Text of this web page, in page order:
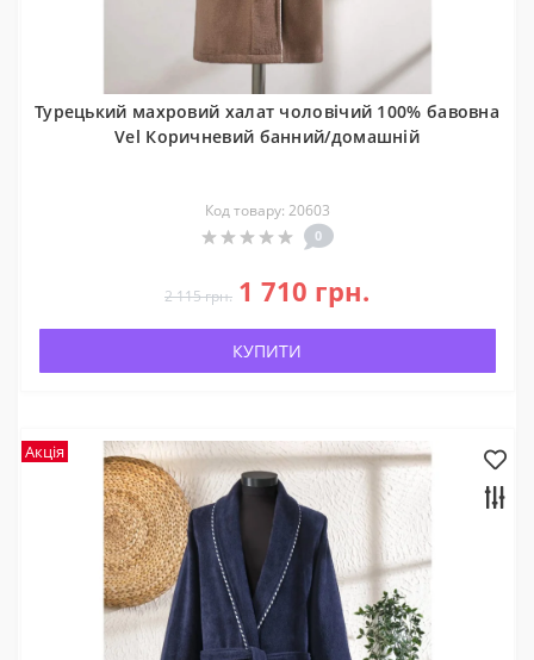
Турецький махровий халат чоловічий 100% бавовна
Vel Коричневий банний/домашній
Код товару: 20603
0
2 115 грн. 1 710 грн.
КУПИТИ
Акція